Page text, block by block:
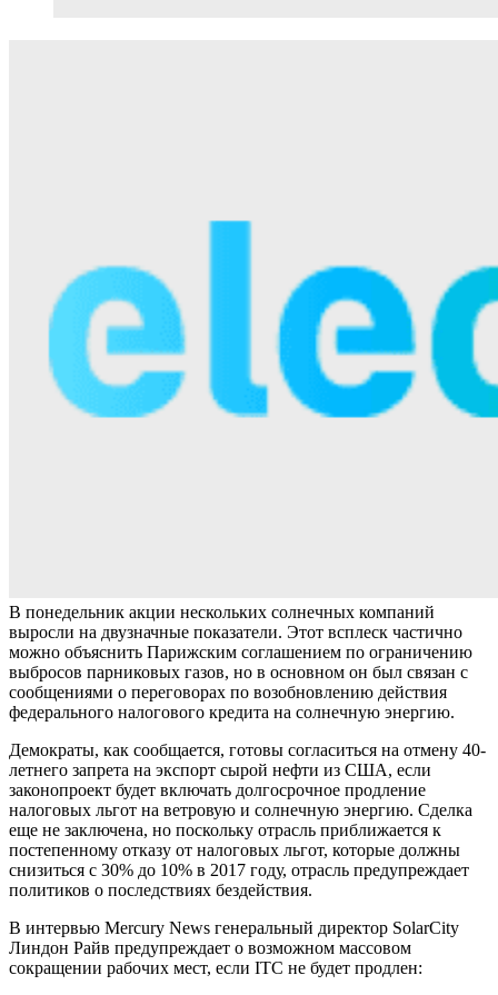
В понедельник акции нескольких солнечных компаний
выросли на двузначные показатели. Этот всплеск частично
можно объяснить Парижским соглашением по ограничению
выбросов парниковых газов, но в основном он был связан с
сообщениями о переговорах по возобновлению действия
федерального налогового кредита на солнечную энергию.
Демократы, как сообщается, готовы согласиться на отмену 40-
летнего запрета на экспорт сырой нефти из США, если
законопроект будет включать долгосрочное продление
налоговых льгот на ветровую и солнечную энергию. Сделка
еще не заключена, но поскольку отрасль приближается к
постепенному отказу от налоговых льгот, которые должны
снизиться с 30% до 10% в 2017 году, отрасль предупреждает
политиков о последствиях бездействия.
В интервью Mercury News генеральный директор SolarCity
Линдон Райв предупреждает о возможном массовом
сокращении рабочих мест, если ITC не будет продлен: